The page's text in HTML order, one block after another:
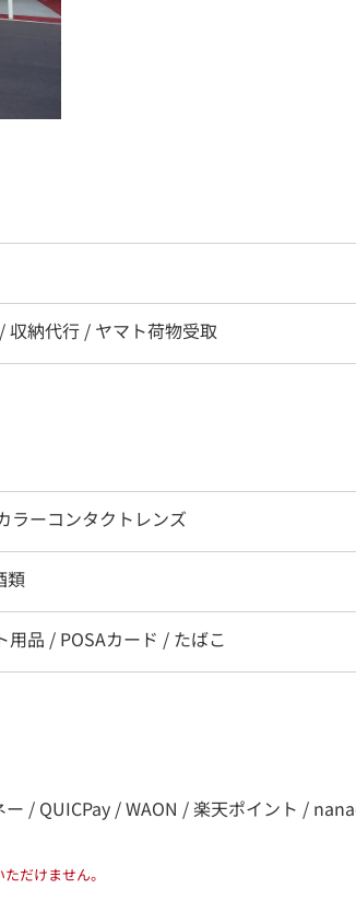
納代行 / ヤマト荷物受取
ラーコンタクトレンズ
類
品 / POSAカード / たばこ
/ QUICPay / WAON / 楽天ポイント /
だけません。